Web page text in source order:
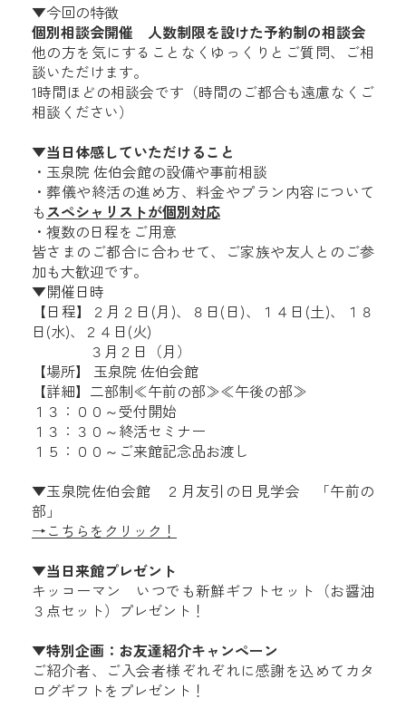
▼今回の特徴
個別相談会開催 人数制限を設けた予約制の相談会
他の方を気にすることなくゆっくりとご質問、ご相
談いただけます。
1時間ほどの相談会です（時間のご都合も遠慮なくご
相談ください）
▼当日体感していただけること
・玉泉院 佐伯会館の設備や事前相談
・葬儀や終活の進め方、料金やプラン内容について
もスペシャリストが個別対応
・複数の日程をご用意
皆さまのご都合に合わせて、ご家族や友人とのご参
加も大歓迎です。
▼開催日時
【日程】２ 月２日(月)、８日(日)、１４日(土)、１８
日(水)、２４日(火)
３月２日（月）
【場所】 玉泉院 佐伯会館
【詳細】二部制≪午前の部≫≪午後の部≫
１３：００～受付開始
１３：３０～終活セミナー
１５：００～ご来館記念品お渡し
▼玉泉院佐伯会館 ２月友引の日見学会 「午前の
部」
→こちらをクリック！
▼当日来館プレゼント
キッコーマン いつでも新鮮ギフトセット（お醤油
３点セット）プレゼント！
▼特別企画：お友達紹介キャンペーン
ご紹介者、ご入会者様ぞれぞれに感謝を込めてカタ
ログギフトをプレゼント！